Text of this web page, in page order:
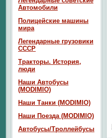
Автомобили
Полицейские машины
мира
Легендарные грузовики
СССР
Тракторы. История,
люди
Наши Автобусы
(MODIMIO)
Наши Танки (MODIMIO)
Наши Поезда (MODIMIO)
Автобусы/Троллейбусы